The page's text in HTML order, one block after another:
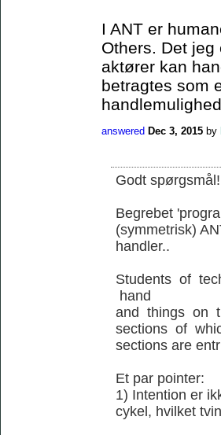
I ANT er
Others. Det
aktører kan
betragtes som
answered Dec 3, 2015 by
Godt spørgsmål!
Begrebet
(symmetrisk)
handler..
Students of
hand
and things on
sections of
sections are
Et par pointer:
1) Intention er
cykel, hvilket